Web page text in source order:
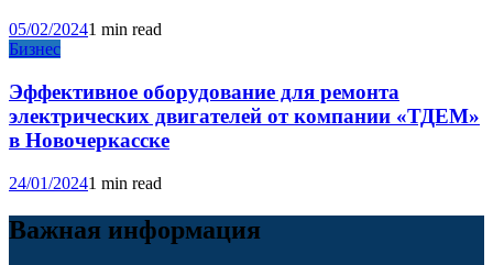
05/02/20241 min read
Бизнес
Эффективное оборудование для ремонта
электрических двигателей от компании «ТДЕМ»
в Новочеркасске
24/01/20241 min read
Важная информация